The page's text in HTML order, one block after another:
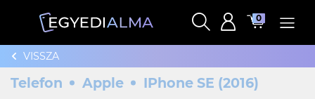
0
VISSZA
Telefon Apple IPhone SE (2016)